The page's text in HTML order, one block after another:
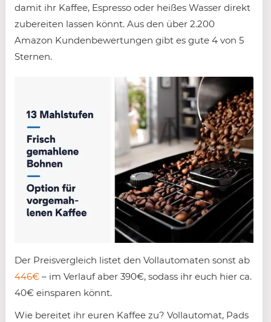
damit ihr Kaffee, Espresso oder heißes Wasser direkt
zubereiten lassen könnt. Aus den über 2.200
Amazon Kundenbewertungen gibt es gute 4 von 5
Sternen.
Der Preisvergleich listet den Vollautomaten sonst ab
446€ – im Verlauf aber 390€, sodass ihr euch hier ca.
40€ einsparen könnt.
Wie bereitet ihr euren Kaffee zu? Vollautomat, Pads